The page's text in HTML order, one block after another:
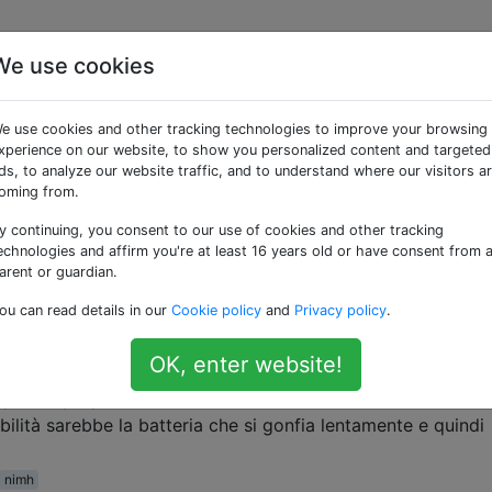
«nimh»
NiMH è scarica?
Sono dieci celle con 1,2 V, 4000 mAh ciascuna,
nominale è di 12V. Dopo la ricarica, ovvero quando il
misuro 14,3 V. Quando ora mi scarico, a quale
nimh
su una batteria NiMh sono sicuri?
su una NiMhbatteria è considerato sicuro o
(proprio in faccia) a causa del calore eccessivo
sarebbe la batteria che si gonfia lentamente e quindi
nimh
use cookies
use cookies and other tracking technologies to improve your browsing
on our website, to show you personalized content and targeted
to analyze our website traffic, and to understand where our visitors
from.
continuing, you consent to our use of cookies and other tracking
and affirm you're at least 16 years old or have consent from a
or guardian.
can read details in our Cookie policy and Privacy policy.
OK, enter website!